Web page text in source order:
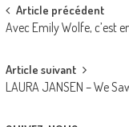
Post
navigation
Article précédent
Avec Emily Wolfe, c’est
Article suivant
LAURA JANSEN – We